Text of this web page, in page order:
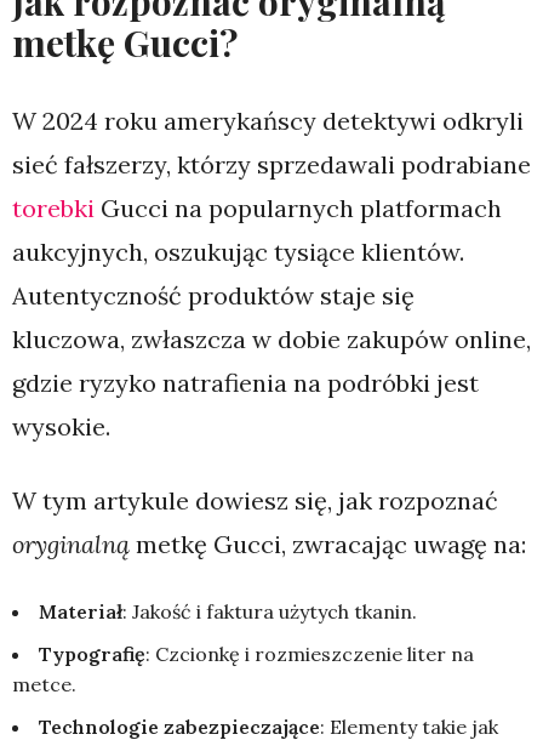
metkę Gucci?
W 2024 roku amerykańscy detektywi odkryli
sieć fałszerzy, którzy sprzedawali podrabiane
torebki Gucci na popularnych platformach
aukcyjnych, oszukując tysiące klientów.
Autentyczność produktów staje się
kluczowa, zwłaszcza w dobie zakupów online,
gdzie ryzyko natrafienia na podróbki jest
wysokie.
W tym artykule dowiesz się, jak rozpoznać
oryginalną metkę Gucci, zwracając uwagę na:
Materiał: Jakość i faktura użytych tkanin.
Typografię: Czcionkę i rozmieszczenie liter na
metce.
Technologie zabezpieczające: Elementy takie jak